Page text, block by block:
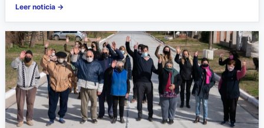
Leer noticia →